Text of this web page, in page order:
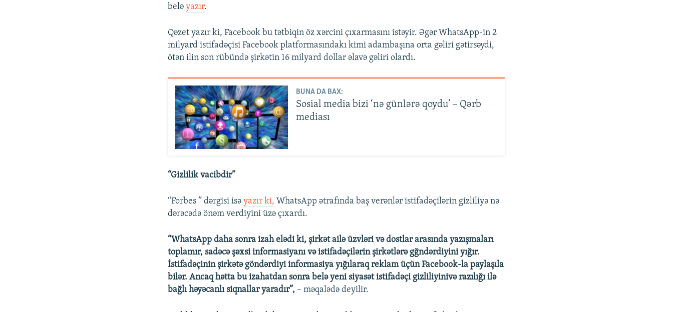
beləyazır.
Qəzet yazır ki, Facebook bu tətbiqin öz xərcini çıxarmasını istəyir. Əgər WhatsApp-in 2
milyard istifadəçisi Facebook platformasındakı kimi adambaşına orta gəliri gətirsəydi,
ötən ilin son rübündə şirkətin 16 milyard dollar əlavə gəliri olardı.
BUNA DA BAX:
Sosial media bizi ‘nə günlərə qoydu’ – Qərb
mediası
“Gizlilik vacibdir”
“Forbes ” dərgisi isəyazır ki, WhatsApp ətrafında baş verənlər istifadəçilərin gizliliyə nə
dərəcədə önəm verdiyini üzə çıxardı.
“WhatsApp daha sonra izah elədi ki, şirkət ailə üzvləri və dostlar arasında yazışmaları
toplamır, sadəcə şəxsi informasiyanı və istifadəçilərin şirkətlərə gğndərdiyini yığır.
İstifadəçinin şirkətə göndərdiyi informasiya yığılaraq reklam üçün Facebook-la paylaşıla
bilər. Ancaq hətta bu izahatdan sonra belə yeni siyasət istifadəçi gizliliyinivə razılığı ilə
bağlı həyəcanlı siqnallar yaradır”, – məqalədə deyilir.